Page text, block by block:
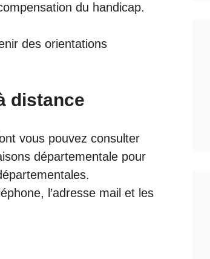
du handicap.
des orientations
distance
vous pouvez consulter
départementale pour
l’adresse mail et les